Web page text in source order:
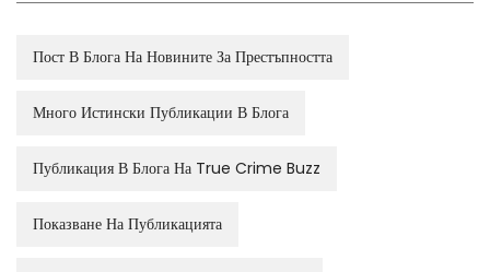
Пост В Блога На Новините За Престъпността
Много Истински Публикации В Блога
Публикация В Блога На True Crime Buzz
Показване На Публикацията